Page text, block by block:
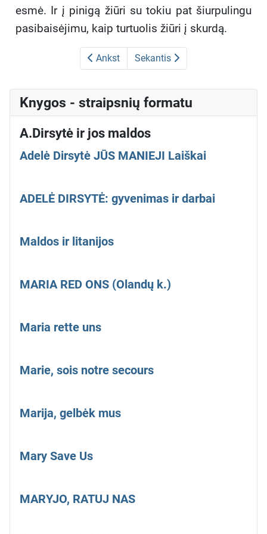
esmė. Ir į pinigą žiūri su tokiu pat šiurpulingu
pasibaisėjimu, kaip turtuolis žiūri į skurdą.
Ankst Sekantis
Knygos - straipsnių formatu
A.Dirsytė ir jos maldos
Adelė Dirsytė JŪS MANIEJI Laiškai
ADELĖ DIRSYTĖ: gyvenimas ir darbai
Maldos ir litanijos
MARIA RED ONS (Olandų k.)
Maria rette uns
Marie, sois notre secours
Marija, gelbėk mus
Mary Save Us
MARYJO, RATUJ NAS